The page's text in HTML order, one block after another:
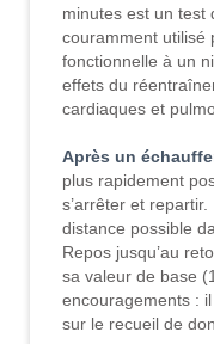
minutes est un test
couramment utilisé
fonctionnelle à un
effets du
cardiaques et
Après un
plus rapidement
s’arrêter et
distance possible
Repos jusqu’au
sa valeur de base
encouragements :
sur le recueil de